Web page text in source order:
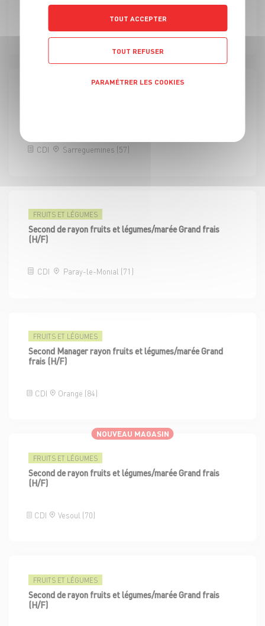
CDI
CDI Sarreguemines (57)
FRUITS ET LÉGUMES
Second de rayon fruits et légumes/marée Grand frais
(H/F)
CDI Paray-le-Monial (71)
FRUITS ET LÉGUMES
Second Manager rayon fruits et légumes/marée Grand
frais (H/F)
CDI Orange (84)
NOUVEAU MAGASIN
FRUITS ET LÉGUMES
Second de rayon fruits et légumes/marée Grand frais
(H/F)
CDI Vesoul (70)
FRUITS ET LÉGUMES
Second de rayon fruits et légumes/marée Grand frais
(H/F)
TOUT ACCEPTER
TOUT REFUSER
PARAMÉTRER LES COOKIES